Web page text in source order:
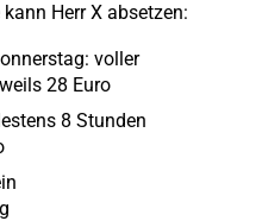
Herr X absetzen:
voller
28 Euro
8 Stunden